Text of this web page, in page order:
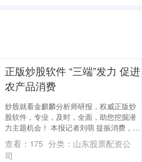
正版炒股软件 “三端”发力 促进
农产品消费
炒股就看金麒麟分析师研报，权威正版炒
股软件，专业，及时，全面，助您挖掘潜
力主题机会！ 本报记者刘萌 提振消费，政
策再加码。7月27日，农业农村部等十部门
联合发布....
查看： 175 分类： 山东股票配资公
司